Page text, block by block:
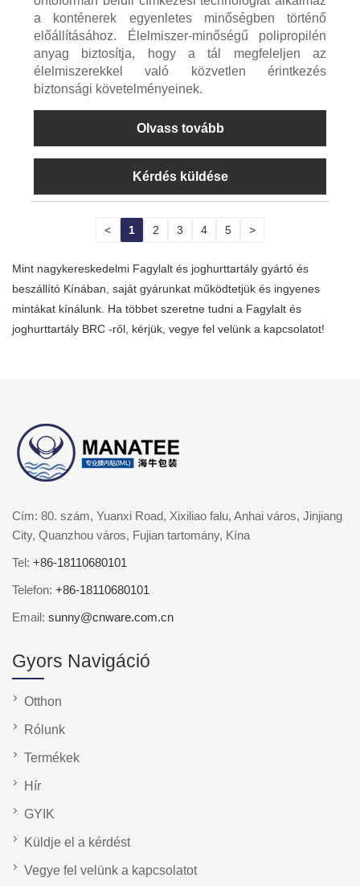
a konténerek egyenletes minőségben történő
előállításához. Élelmiszer-minőségű polipropilén
anyag biztosítja, hogy a tál megfeleljen az
élelmiszerekkel való közvetlen érintkezés
biztonsági követelményeinek.
Olvass tovább
Kérdés küldése
< 1 2 3 4 5 >
Mint nagykereskedelmi Fagylalt és joghurttartály gyártó és
beszállító Kínában, saját gyárunkat működtetjük és ingyenes
mintákat kínálunk. Ha többet szeretne tudni a Fagylalt és
joghurttartály BRC -ről, kérjük, vegye fel velünk a kapcsolatot!
Cím: 80. szám, Yuanxi Road, Xixiliao falu, Anhai város, Jinjiang
City, Quanzhou város, Fujian tartomány, Kína
Tel: +86-18110680101
Telefon: +86-18110680101
Email: sunny@cnware.com.cn
Gyors Navigáció
Otthon
Rólunk
Termékek
Hír
GYIK
Küldje el a kérdést
Vegye fel velünk a kapcsolatot